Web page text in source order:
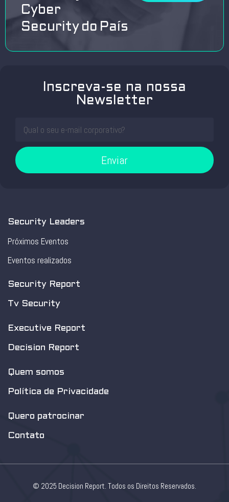
Cyber
Security do País
Inscreva-se na nossa
Newsletter
Enviar
Security Leaders
Próximos Eventos
Eventos realizados
Security Report
Tv Security
Executive Report
Decision Report
Quem somos
Política de Privacidade
Quero patrocinar
Contato
© 2025 Decision Report. Todos os Direitos Reservados.